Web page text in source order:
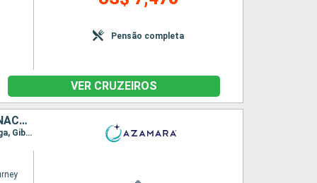
Pensão completa
VER CRUZEIROS
ESTADOS UNIDOS, PORTUGAL, MARROCOS, ESPANHA, FRANCIA, MÔNACO, ITÁLIA, MONTENEGRO, CROÁCIA, ESLOVÃNIA
Itinerário : Miami, Hamilton, Horta - Acores, Lisboa, Portimão, Sevilha, Cadiz, Tanger, Malaga, Gibraltar, Motril, Cartagena, Alicante, Valência, Palma de Maiorca, Barcelona, Marselha, Monaco Monte-Carlo, Florence/Pise (Livourne), Civitavecchia (Roma), Sorrento, Amalfi, Kotor, Dubrovnik, Koper, Chioggia